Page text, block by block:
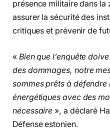
présence militaire dans la
assurer la sécurité des
critiques et prévenir de
« Bien que l’enquête
des dommages, notre
sommes prêts à défendre
énergétiques avec des
nécessaire », a déclaré
Défense estonien.